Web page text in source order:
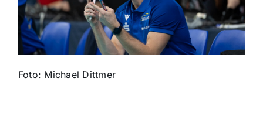
Foto: Michael Dittmer